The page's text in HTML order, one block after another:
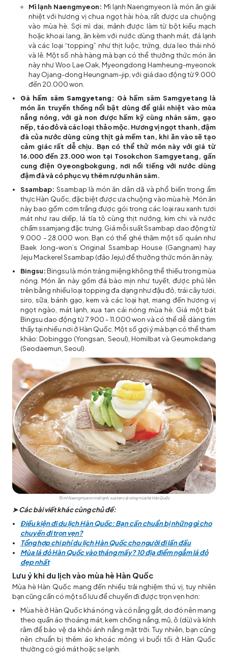
Mì lạnh Naengmyeon: Mì lạnh Naengmyeon là món ăn giải
nhiệt với hương vị chua ngọt hài hòa, rất được ưa chuộng
vào mùa hè. Sợi mì dai, mảnh được làm từ bột kiều mạch
hoặc khoai lang, ăn kèm với nước dùng thanh mát, đá lạnh
và các loại “topping” như thịt luộc, trứng, dưa leo thái nhỏ
và lê. Một số nhà hàng mà bạn có thể thưởng thức món ăn
này như Woo Lae Oak, Myeongdong Hamheung-myeonok
hay Ojang-dong Heungnam-jip, với giá dao động từ 9.000
đến 20.000 won.
Gà hầm sâm Samgyetang: Gà hầm sâm Samgyetang là
món ăn truyền thống nổi bật dùng để giải nhiệt vào mùa
nắng nóng, với gà non được hầm kỹ cùng nhân sâm, gạo
nếp, táo đỏ và các loại thảo mộc. Hương vị ngọt thanh, đậm
đà của nước dùng cùng thịt gà mềm tan, khi ăn vào sẽ tạo
cảm giác rất dễ chịu. Bạn có thể thử món này với giá từ
16.000 đến 23.000 won tại Tosokchon Samgyetang, gần
cung điện Gyeongbokgung, nơi nổi tiếng với nước dùng
đậm đà và có phục vụ thêm rượu nhân sâm.
Ssambap: Ssambap là món ăn dân dã và phổ biến trong ẩm
thực Hàn Quốc, đặc biệt được ưa chuộng vào mùa hè. Món ăn
này bao gồm cơm trắng được gói trong các loại rau xanh tươi
mát như rau diếp, lá tía tô cùng thịt nướng, kim chi và nước
chấm ssamjang đặc trưng. Giá mỗi suất Ssambap dao động từ
9.000 - 28.000 won. Bạn có thể ghé thăm một số quán như
Baek Jong-won’s Original Ssambap House (Gangnam) hay
Jeju Mackerel Ssambap (đảo Jeju) để thưởng thức món ăn này.
Bingsu:Bingsu là món tráng miệng không thể thiếu trong mùa
nóng. Món ăn này gồm đá bào mịn như tuyết, được phủ lên
trên bằng nhiều loại topping đa dạng như đậu đỏ, trái cây tươi,
siro, sữa, bánh gạo, kem và các loại hạt, mang đến hương vị
ngọt ngào, mát lạnh, xua tan cái nóng mùa hè. Giá một bát
Bingsu dao động từ 7.900 - 11.000 won và có thể dễ dàng tìm
thấy tại nhiều nơi ở Hàn Quốc. Một số gợi ý mà bạn có thể tham
khảo: Dobinggo (Yongsan, Seoul), Homilbat và Geumokdang
(Seodaemun, Seoul).
Tô mì Naengmyeon mát lạnh, xua tan cái nóng mùa hè Hàn Quốc
➤ Các bài viết khác cùng chủ đề:
Điều kiện đi du lịch Hàn Quốc: Bạn cần chuẩn bị những gì cho
chuyến đi trọn vẹn?
Tổng hợp chi phí du lịch Hàn Quốc cho người đi lần đầu
Mùa lá đỏ Hàn Quốc vào tháng mấy? 10 địa điểm ngắm lá đỏ
đẹp nhất
Lưu ý khi du lịch vào mùa hè Hàn Quốc
Mùa hè Hàn Quốc mang đến nhiều trải nghiệm thú vị, tuy nhiên
bạn cũng cần có một số lưu để chuyến đi được trọn vẹn hơn:
Mùa hè ở Hàn Quốc khá nóng và có nắng gắt, do đó nên mang
theo quần áo thoáng mát, kem chống nắng, mũ, ô (dù) và kính
râm để bảo vệ da khỏi ánh nắng mặt trời. Tuy nhiên, bạn cũng
nên chuẩn bị thêm áo khoác mỏng vì buổi tối ở Hàn Quốc
thường có gió mát hoặc se lạnh.